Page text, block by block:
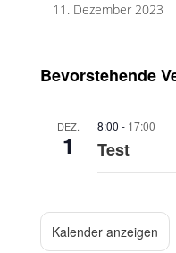
11. Dezember 2023
Bevorstehende
DEZ.
1
8:00 - 17:00
Test
Kalender anzeigen